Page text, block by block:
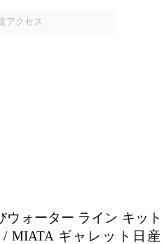
アクセス
ウォーター ライン キット
MIATA ギャレット日産